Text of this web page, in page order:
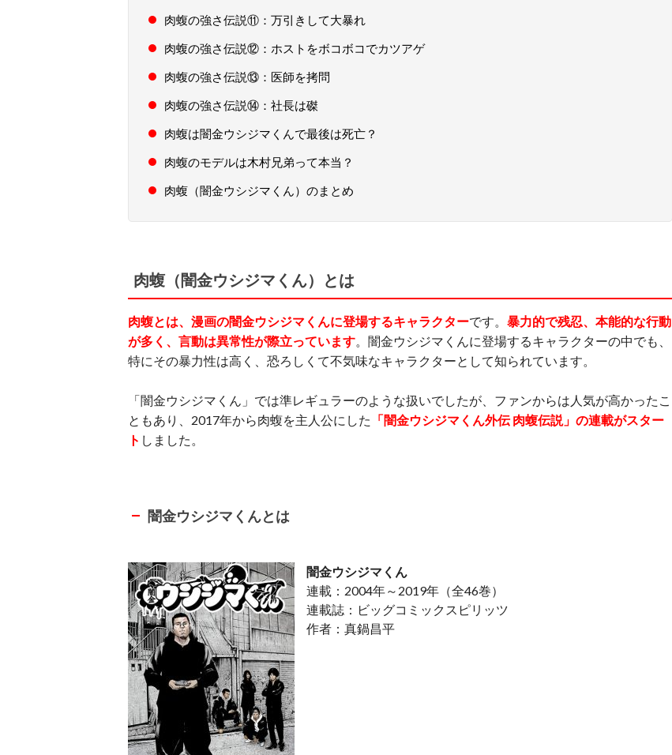
肉蝮の強さ伝説⑪：万引きして大暴れ
肉蝮の強さ伝説⑫：ホストをボコボコでカツアゲ
肉蝮の強さ伝説⑬：医師を拷問
肉蝮の強さ伝説⑭：社長は磔
肉蝮は闇金ウシジマくんで最後は死亡？
肉蝮のモデルは木村兄弟って本当？
肉蝮（闇金ウシジマくん）のまとめ
肉蝮（闇金ウシジマくん）とは
肉蝮とは、漫画の闇金ウシジマくんに登場するキャラクターです。 暴力的で残忍、本能的な行動
が多く、言動は異常性が際立っています。闇金ウシジマくんに登場するキャラクターの中でも、
特にその暴力性は高く、恐ろしくて不気味なキャラクターとして知られています。
「闇金ウシジマくん」では準レギュラーのような扱いでしたが、ファンからは人気が高かったこ
ともあり、2017年から肉蝮を主人公にした 「闇金ウシジマくん外伝 肉蝮伝説」の連載がスター
ト しました。
闇金ウシジマくんとは
闇金ウシジマくん
連載：2004年～2019年（全46巻）
連載誌：ビッグコミックスピリッツ
作者：真鍋昌平